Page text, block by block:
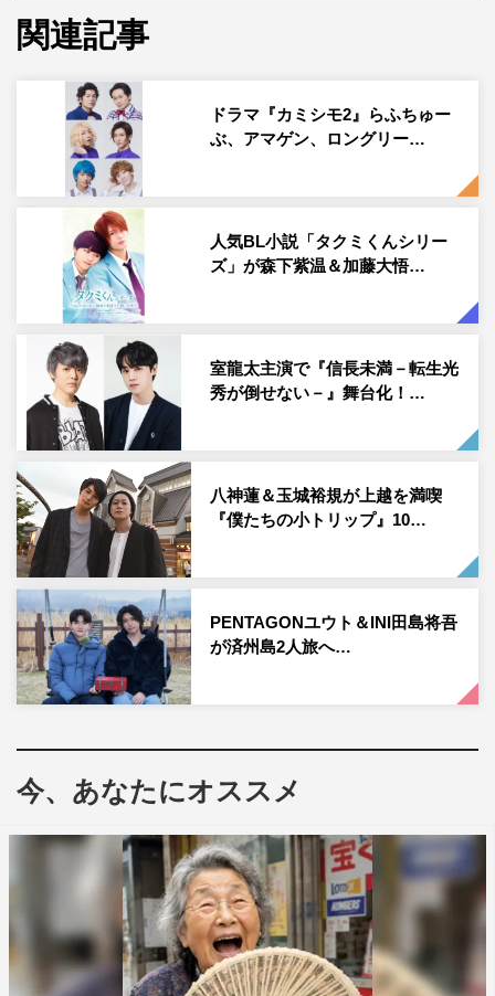
『僕たちの小トリップ～もっと！上越篇～』上野凱と木津つばさ
祝）放送の『僕たちの小トリップ～もっと！上越篇～』
（tvkほか 正午～午後0時55分ほか）第7弾に出演する。
約4年ぶりの新作『僕たちの小トリップ』となる今回は、
人旅。上越の海の幸・山の幸にフォーカスし、地元の人た
ちと交流しながら地元の食材を使った豪華な料理を食べ尽
くす1時間となっている。
リゾート列車に揺られたり、露天風呂でゆったりしなが
ら、上越の美しい自然と絶品グルメを堪能。普段の素に近
い状態の仲良し2人組の魅力が旅の中にたっぷり詰まって
いる。
番組情報
『僕たちの小トリップ～もっと！上越篇～』
tvk：2023年3月21日（火・祝）正午～午後0時55分
新潟放送：2023年3月25日（土）午後4時～4時55分
KBS京都：2023年3月29日（水）午後9時～9時55分
サンテレビ：2023年4月2日（日）午後2時～2時55分
上野凱 木津つばさ
関連記事
ドラマ『カミシモ2』らふちゅー
ぶ、アマゲン、ロングリー…
人気BL小説「タクミくんシリー
ズ」が森下紫温＆加藤大悟…
室龍太主演で『信長未満－転生光
秀が倒せない－』舞台化！…
八神蓮＆玉城裕規が上越を満喫
『僕たちの小トリップ』10…
PENTAGONユウト＆INI田島将吾
が済州島2人旅へ…
今、あなたにオススメ